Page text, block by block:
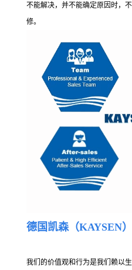
不能解决，并不能确定原因时，
修。
德国凯森（KAYSEN
我们的价值观和行为是我们赖以